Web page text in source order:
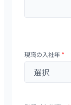
現職の入社年 *